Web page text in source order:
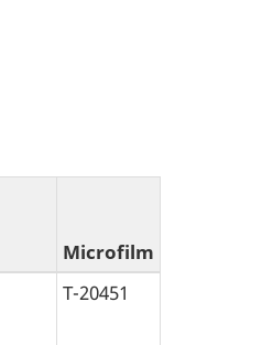
Microfilm
T-20451